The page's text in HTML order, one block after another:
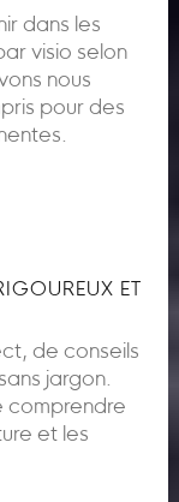
dans les
visio selon
nous
pour des
ET
de conseils
jargon.
comprendre
et les